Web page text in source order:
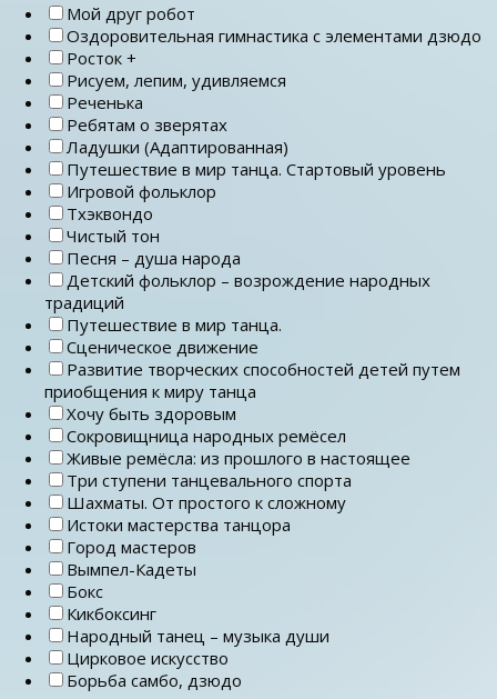
Мой друг робот
Оздоровительная гимнастика с элементами дзюдо
Росток +
Рисуем, лепим, удивляемся
Реченька
Ребятам о зверятах
Ладушки (Адаптированная)
Путешествие в мир танца. Стартовый уровень
Игровой фольклор
Тхэквондо
Чистый тон
Песня – душа народа
Детский фольклор – возрождение народных
традиций
Путешествие в мир танца.
Сценическое движение
Развитие творческих способностей детей путем
приобщения к миру танца
Хочу быть здоровым
Сокровищница народных ремёсел
Живые ремёсла: из прошлого в настоящее
Три ступени танцевального спорта
Шахматы. От простого к сложному
Истоки мастерства танцора
Город мастеров
Вымпел-Кадеты
Бокс
Кикбоксинг
Народный танец – музыка души
Цирковое искусство
Борьба самбо, дзюдо